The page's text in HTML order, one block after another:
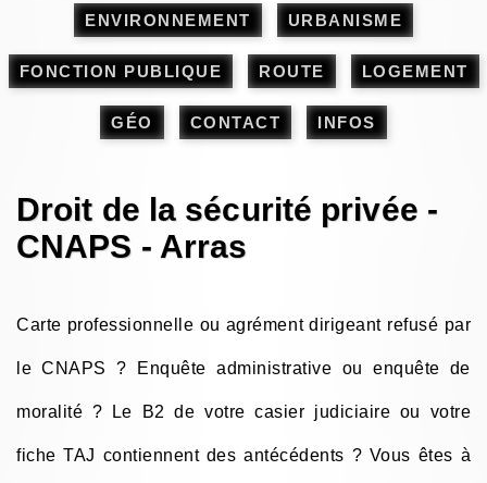
ENVIRONNEMENT URBANISME
FONCTION PUBLIQUE ROUTE LOGEMENT
GÉO CONTACT INFOS
Droit de la sécurité privée -
CNAPS - Arras
Carte professionnelle ou agrément dirigeant refusé par
le CNAPS ? Enquête administrative ou enquête de
moralité ? Le B2 de votre casier judiciaire ou votre
fiche TAJ contiennent des antécédents ? Vous êtes à